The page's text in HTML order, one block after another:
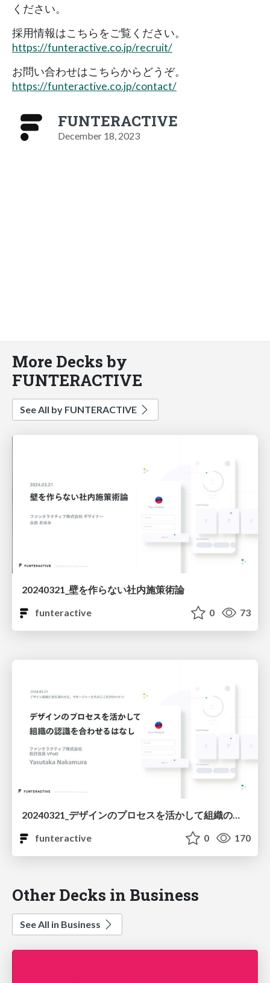
ください。
採用情報はこちらをご覧ください。
https://funteractive.co.jp/recruit/
お問い合わせはこちらからどうぞ。
https://funteractive.co.jp/contact/
FUNTERACTIVE
December 18, 2023
More Decks by
FUNTERACTIVE
See All by FUNTERACTIVE
20240321_壁を作らない社内施策術論
funteractive
0 73
funteractive
0 170
Other Decks in Business
See All in Business